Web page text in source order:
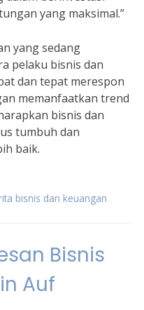
yang maksimal.”
yang sedang
pelaku bisnis dan
dan tepat merespon
memanfaatkan trend
bisnis dan
tumbuh dan
baik.
bisnis dan keuangan
Bisnis
Auf